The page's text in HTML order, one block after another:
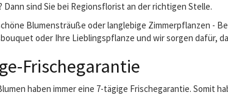
Dann sind Sie bei Regionsflorist an der richtigen Stelle.
Blumensträuße oder langlebige Zimmerpflanzen -
oder Ihre Lieblingspflanze und wir sorgen dafür,
Frischegarantie
haben immer eine 7-tägige Frischegarantie. Somit